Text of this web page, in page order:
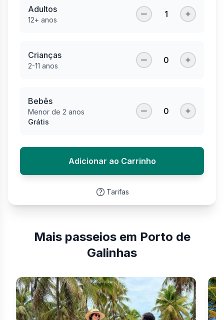
Adultos
12+ anos
1
Crianças
2-11 anos
0
Bebês
Menor de 2 anos
Grátis
0
Adicionar ao Carrinho
Tarifas
Mais passeios em Porto de
Galinhas